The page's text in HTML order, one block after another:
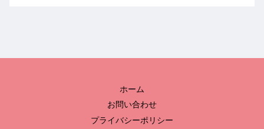
ホーム
お問い合わせ
プライバシーポリシー